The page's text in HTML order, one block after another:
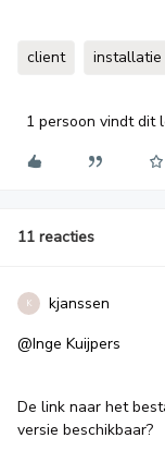
client installatie
1 persoon vindt dit
11 reacties
K kjanssen
@Inge Kuijpers
De link naar het
versie beschikbaar?